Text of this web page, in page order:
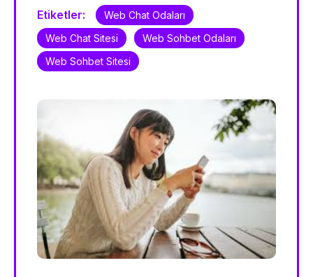
Etiketler:
Web Chat Odaları
Web Chat Sitesi
Web Sohbet Odaları
Web Sohbet Sitesi